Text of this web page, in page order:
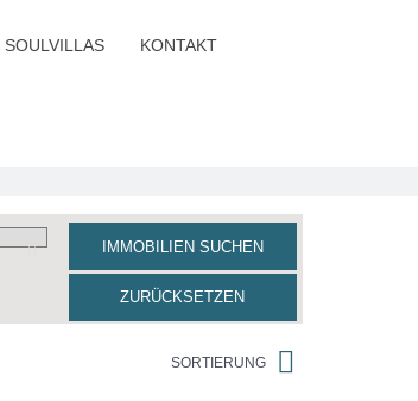
SOULVILLAS KONTAKT
IMMOBILIEN SUCHEN
ZURÜCKSETZEN
SORTIERUNG